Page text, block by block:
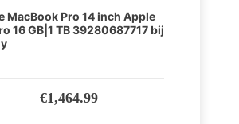
MacBook Pro 14 inch Apple
16 GB|1 TB 39280687717 bij
€1,464.99